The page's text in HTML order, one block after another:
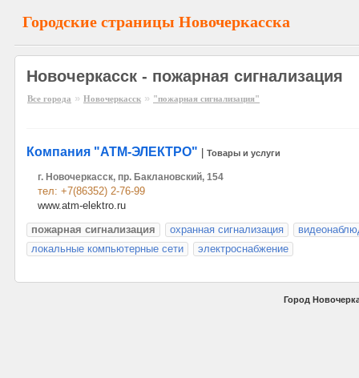
Городские страницы Новочеркасска
Новочеркасск - пожарная сигнализация
Все города » Новочеркасск » "пожарная сигнализация"
Компания "АТМ-ЭЛЕКТРО" Товары и услуги
г. Новочеркасск, пр. Баклановский, 154
тел: +7(86352) 2-76-99
www.atm-elektro.ru
пожарная сигнализация
охранная сигнализация
локальные компьютерные сети
электроснабжение
Город